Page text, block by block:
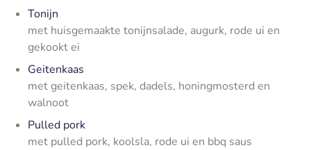
Tonijn
met huisgemaakte tonijnsalade, augurk, rode ui en
gekookt ei
Geitenkaas
met geitenkaas, spek, dadels, honingmosterd en
walnoot
Pulled pork
met pulled pork, koolsla, rode ui en bbq saus